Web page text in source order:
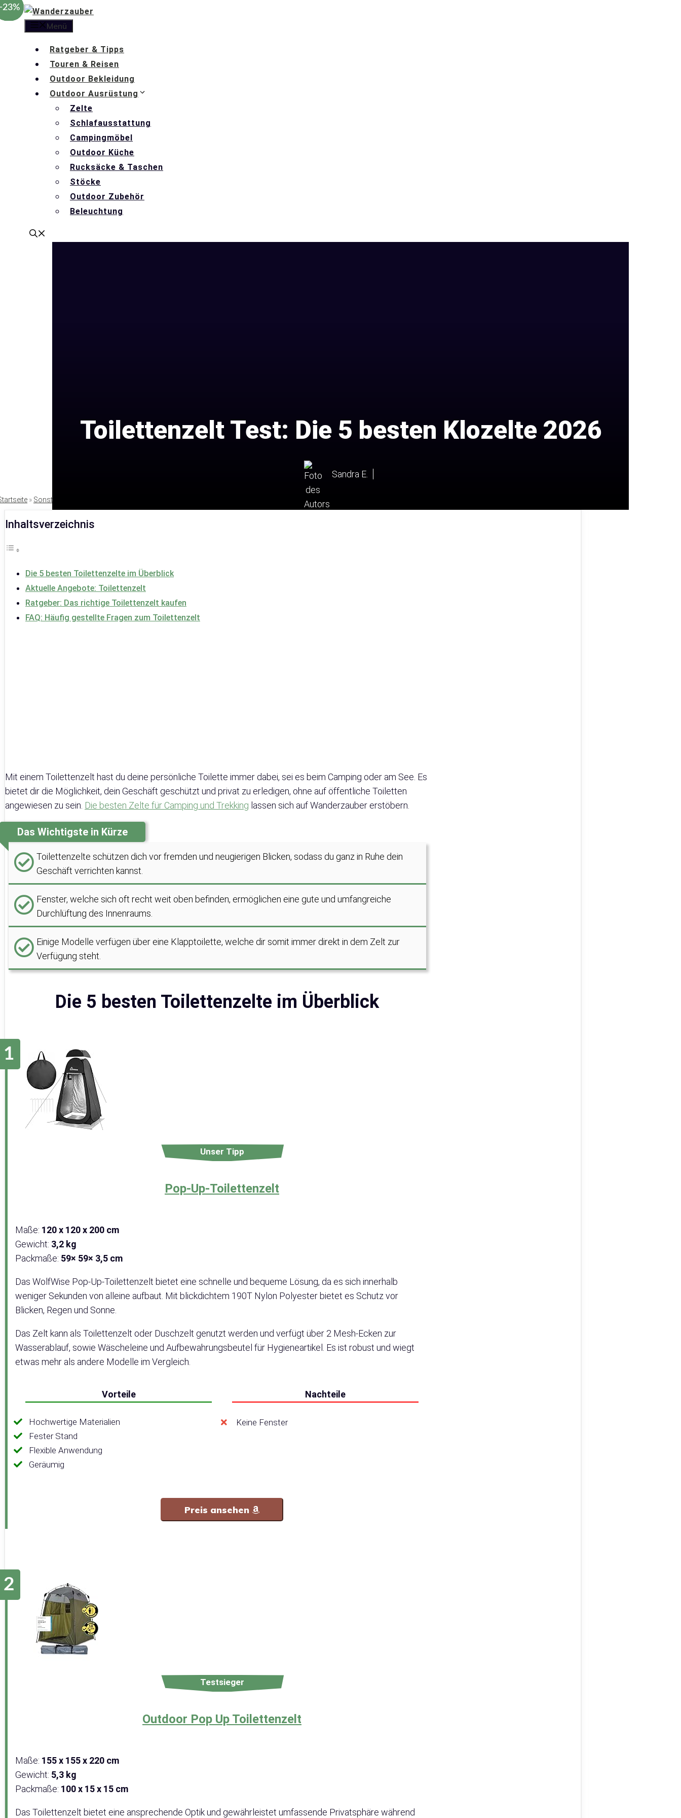
Zum
Menü
Ratgeber & Tipps
Touren & Reisen
Outdoor Bekleidung
Outdoor Ausrüstung
Zelte
Schlafausstattung
Campingmöbel
Outdoor Küche
Rucksäcke & Taschen
Stöcke
Outdoor Zubehör
Beleuchtung
Toilettenzelt Test: Die 5 besten Klozelte 2026
Sandra E.
» Sonstige Ausrüstung
Inhaltsverzeichnis
Die 5 besten Toilettenzelte im Überblick
Aktuelle Angebote: Toilettenzelt
Ratgeber: Das richtige Toilettenzelt kaufen
FAQ: Häufig gestellte Fragen zum Toilettenzelt
Mit einem Toilettenzelt hast du deine persönliche Toilette immer dabei, sei es beim Camping oder am See. Es
bietet dir die Möglichkeit, dein Geschäft geschützt und privat zu erledigen, ohne auf öffentliche Toiletten
angewiesen zu sein. Die besten Zelte für Camping und Trekking lassen sich auf Wanderzauber erstöbern.
Das Wichtigste in Kürze
Toilettenzelte schützen dich vor fremden und neugierigen Blicken, sodass du ganz in Ruhe dein
Geschäft verrichten kannst.
Fenster, welche sich oft recht weit oben befinden, ermöglichen eine gute und umfangreiche
Durchlüftung des Innenraums.
Einige Modelle verfügen über eine Klapptoilette, welche dir somit immer direkt in dem Zelt zur
Verfügung steht.
Die 5 besten Toilettenzelte im Überblick
Unser Tipp
Pop-Up-Toilettenzelt
Maße: 120 x 120 x 200 cm
Gewicht: 3,2 kg
Packmaße: 59× 59× 3,5 cm
Das WolfWise Pop-Up-Toilettenzelt bietet eine schnelle und bequeme Lösung, da es sich innerhalb
weniger Sekunden von alleine aufbaut. Mit blickdichtem 190T Nylon Polyester bietet es Schutz vor
Blicken, Regen und Sonne.
Das Zelt kann als Toilettenzelt oder Duschzelt genutzt werden und verfügt über 2 Mesh-Ecken zur
Wasserablauf, sowie Wäscheleine und Aufbewahrungsbeutel für Hygieneartikel. Es ist robust und wiegt
etwas mehr als andere Modelle im Vergleich.
Vorteile
Hochwertige Materialien
Fester Stand
Flexible Anwendung
Geräumig
Nachteile
Keine Fenster
Preis ansehen
Testsieger
Outdoor Pop Up Toilettenzelt
Maße: 155 x 155 x 220 cm
Gewicht: 5,3 kg
Packmaße: 100 x 15 x 15 cm
Das Toilettenzelt bietet eine ansprechende Optik und gewährleistet umfassende Privatsphäre während